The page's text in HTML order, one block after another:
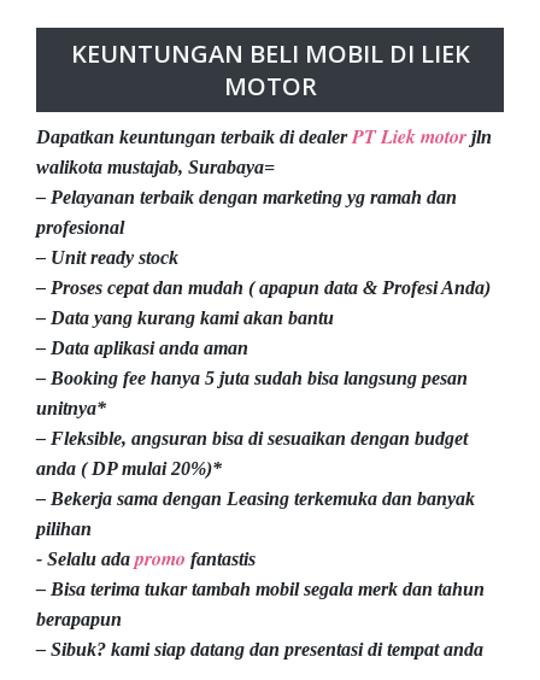
KEUNTUNGAN BELI MOBIL DI LIEK
MOTOR
Dapatkan keuntungan terbaik di dealerPT Liek motor jln
walikota mustajab, Surabaya=
– Pelayanan terbaik dengan marketing yg ramah dan
profesional
– Unit ready stock
– Proses cepat dan mudah ( apapun data & Profesi Anda)
– Data yang kurang kami akan bantu
– Data aplikasi anda aman
– Booking fee hanya 5 juta sudah bisa langsung pesan
unitnya*
– Fleksible, angsuran bisa di sesuaikan dengan budget
anda ( DP mulai 20%)*
– Bekerja sama dengan Leasing terkemuka dan banyak
pilihan
- Selalu ada promo fantastis
– Bisa terima tukar tambah mobil segala merk dan tahun
berapapun
– Sibuk? kami siap datang dan presentasi di tempat anda